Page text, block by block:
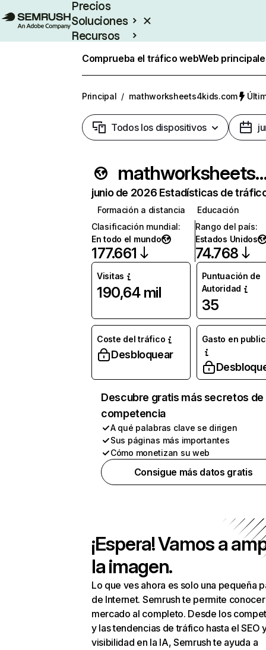
Precios
Soluciones
Recursos
Comprueba el tráfico webWeb
Principal / mathworksheets4kids.com
Todos los dispositivos
junio de 2026 Estadísticas de
Formación a distancia
Educación
Clasificación mundial:
En todo el mundo
177.661
Rango del país:
Estados Unidos
74.768
Visitas
190,64 mil
Puntuación de
Autoridad
35
Coste del tráfico
Desbloquear
Gasto en
Descubre gratis más secretos de
competencia
A qué palabras clave se dirigen
Sus páginas más importantes
Cómo monetizan su web
Consigue más datos gratis
¡Espera! Vamos a
la imagen.
Lo que ves ahora es solo una pequeña
de Internet. Semrush te permite
mercado al completo. Desde los
y las tendencias de tráfico hasta el SEO
visibilidad en la IA, Semrush te ayuda a